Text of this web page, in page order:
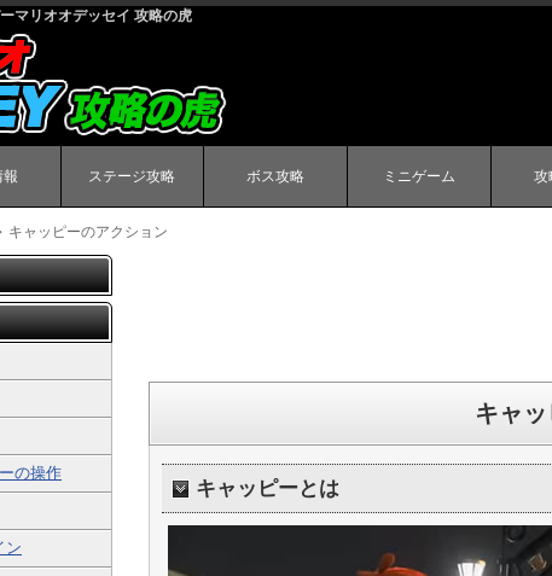
マリオオデッセイ 攻略の虎
報 ステージ攻略 ボス攻略 ミニゲーム 攻
キャッピーのアクション
キャ
キャッピーとは
の操作
ン